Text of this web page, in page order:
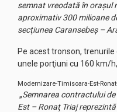
semnat vreodată în oraşul
aproximativ 300 milioane
secţiunea Caransebeş –
Pe acest tronson,
unele porţiuni cu 160 km/
Modernizare-Timisoara-Est-
„Semnarea contractului
Est – Ronaţ Triaj